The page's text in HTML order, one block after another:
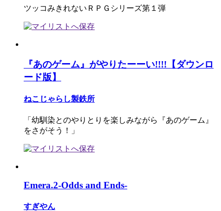
ツッコみきれないＲＰＧシリーズ第１弾
『あのゲーム』がやりたーーい!!!!【ダウンロ
ード版】
ねこじゃらし製鉄所
「幼馴染とのやりとりを楽しみながら『あのゲーム』
をさがそう！」
Emera.2-Odds and Ends-
すぎやん